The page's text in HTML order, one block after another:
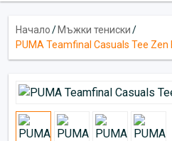
Начало/ Мъжки тениски/
PUMA Teamfinal Casuals Tee Zen